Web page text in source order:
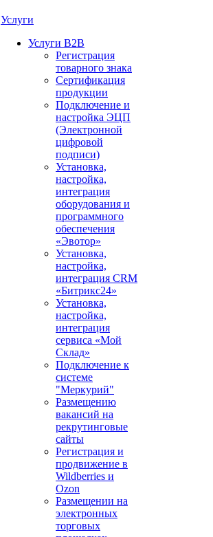
Услуги
Услуги B2B
Регистрация
товарного знака
Сертификация
продукции
Подключение и
настройка ЭЦП
(Электронной
цифровой
подписи)
Установка,
настройка,
интеграция
оборудования и
программного
обеспечения
«Эвотор»
Установка,
настройка,
интеграция CRM
«Битрикс24»
Установка,
настройка,
интеграция
сервиса «Мой
Склад»
Подключение к
системе
"Меркурий"
Размещению
вакансий на
рекрутинговые
сайты
Регистрация и
продвижение в
Wildberries и
Ozon
Размещении на
электронных
торговых